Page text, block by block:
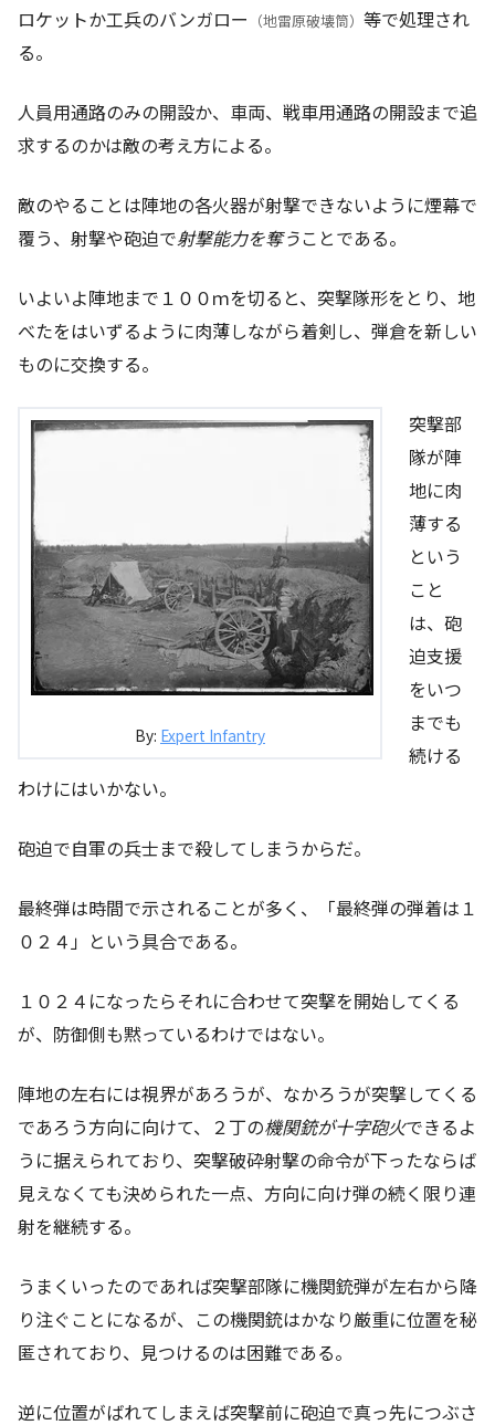
ロケットか工兵のバンガロー （地雷原破壊筒） 等で処理され
る。
人員用通路のみの開設か、車両、戦車用通路の開設まで追
求するのかは敵の考え方による。
敵のやることは陣地の各火器が射撃できないように煙幕で
覆う、射撃や砲迫で射撃能力を奪うことである。
いよいよ陣地まで１００ｍを切ると、突撃隊形をとり、地
べたをはいずるように肉薄しながら着剣し、弾倉を新しい
ものに交換する。
By: Expert Infantry
突撃部
隊が陣
地に肉
薄する
という
こと
は、砲
迫支援
をいつ
までも
続ける
わけにはいかない。
砲迫で自軍の兵士まで殺してしまうからだ。
最終弾は時間で示されることが多く、「最終弾の弾着は１
０２４」という具合である。
１０２４になったらそれに合わせて突撃を開始してくる
が、防御側も黙っているわけではない。
陣地の左右には視界があろうが、なかろうが突撃してくる
であろう方向に向けて、２丁の機関銃が十字砲火できるよ
うに据えられており、突撃破砕射撃の命令が下ったならば
見えなくても決められた一点、方向に向け弾の続く限り連
射を継続する。
うまくいったのであれば突撃部隊に機関銃弾が左右から降
り注ぐことになるが、この機関銃はかなり厳重に位置を秘
匿されており、見つけるのは困難である。
逆に位置がばれてしまえば突撃前に砲迫で真っ先につぶさ